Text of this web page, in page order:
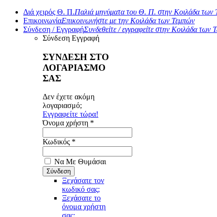
Διά χειρός Θ. Π.Παλιά μηνύματα του Θ. Π. στην Κοιλάδα των
ΕπικοινωνίαΕπικοινωνήστε με την Κοιλάδα των Τεμπών
Σύνδεση / ΕγγραφήΣυνδεθείτε / εγγραφείτε στην Κοιλάδα των
Σύνδεση Εγγραφή
ΣΥΝΔΕΣΗ ΣΤΟ
ΛΟΓΑΡΙΑΣΜΟ
ΣΑΣ
Δεν έχετε ακόμη
λογαριασμό;
Εγγραφείτε τώρα!
Όνομα χρήστη *
Κωδικός *
Να Με Θυμάσαι
Ξεχάσατε τον
κωδικό σας;
Ξεχάσατε το
όνομα χρήστη